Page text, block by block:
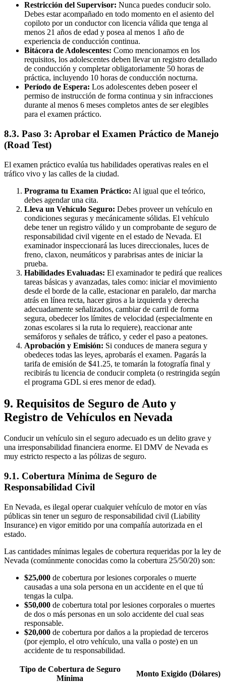
Restricción del Supervisor: Nunca puedes conducir solo.
Debes estar acompañado en todo momento en el asiento del
copiloto por un conductor con licencia válida que tenga al
menos 21 años de edad y posea al menos 1 año de
experiencia de conducción continua.
Bitácora de Adolescentes: Como mencionamos en los
requisitos, los adolescentes deben llevar un registro detallado
de conducción y completar obligatoriamente 50 horas de
práctica, incluyendo 10 horas de conducción nocturna.
Período de Espera: Los adolescentes deben poseer el
permiso de instrucción de forma continua y sin infracciones
durante al menos 6 meses completos antes de ser elegibles
para el examen práctico.
8.3. Paso 3: Aprobar el Examen Práctico de Manejo
(Road Test)
El examen práctico evalúa tus habilidades operativas reales en el
tráfico vivo y las calles de la ciudad.
Programa tu Examen Práctico: Al igual que el teórico,
debes agendar una cita.
Lleva un Vehículo Seguro: Debes proveer un vehículo en
condiciones seguras y mecánicamente sólidas. El vehículo
debe tener un registro válido y un comprobante de seguro de
responsabilidad civil vigente en el estado de Nevada. El
examinador inspeccionará las luces direccionales, luces de
freno, claxon, neumáticos y parabrisas antes de iniciar la
prueba.
Habilidades Evaluadas: El examinador te pedirá que realices
tareas básicas y avanzadas, tales como: iniciar el movimiento
desde el borde de la calle, estacionar en paralelo, dar marcha
atrás en línea recta, hacer giros a la izquierda y derecha
adecuadamente señalizados, cambiar de carril de forma
segura, obedecer los límites de velocidad (especialmente en
zonas escolares si la ruta lo requiere), reaccionar ante
semáforos y señales de tráfico, y ceder el paso a peatones.
Aprobación y Emisión: Si conduces de manera segura y
obedeces todas las leyes, aprobarás el examen. Pagarás la
tarifa de emisión de $41.25, te tomarán la fotografía final y
recibirás tu licencia de conducir completa (o restringida según
el programa GDL si eres menor de edad).
9. Requisitos de Seguro de Auto y
Registro de Vehículos en Nevada
Conducir un vehículo sin el seguro adecuado es un delito grave y
una irresponsabilidad financiera enorme. El DMV de Nevada es
muy estricto respecto a las pólizas de seguro.
9.1. Cobertura Mínima de Seguro de
Responsabilidad Civil
En Nevada, es ilegal operar cualquier vehículo de motor en vías
públicas sin tener un seguro de responsabilidad civil (Liability
Insurance) en vigor emitido por una compañía autorizada en el
estado.
Las cantidades mínimas legales de cobertura requeridas por la ley de
Nevada (comúnmente conocidas como la cobertura 25/50/20) son:
$25,000 de cobertura por lesiones corporales o muerte
causadas a una sola persona en un accidente en el que tú
tengas la culpa.
$50,000 de cobertura total por lesiones corporales o muertes
de dos o más personas en un solo accidente del cual seas
responsable.
$20,000 de cobertura por daños a la propiedad de terceros
(por ejemplo, el otro vehículo, una valla o poste) en un
accidente de tu responsabilidad.
Tipo de Cobertura de Seguro
Mínima
Monto Exigido (Dólares)